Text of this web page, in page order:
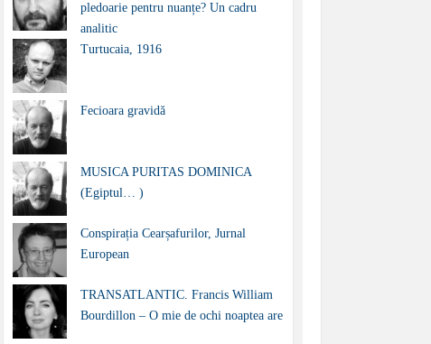
pledoarie pentru nuanțe? Un cadru
analitic
Turtucaia, 1916
Fecioara gravidă
MUSICA PURITAS DOMINICA
(Egiptul… )
Conspirația Cearșafurilor, Jurnal
European
TRANSATLANTIC. Francis William
Bourdillon – O mie de ochi noaptea are